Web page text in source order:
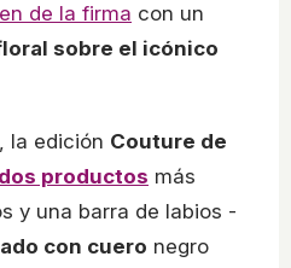
de la firma con un
sobre el icónico
la edición Couture de
dos productos más
y una barra de labios -
con cuero negro